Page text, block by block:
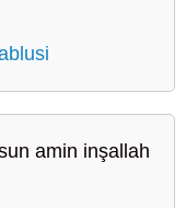
amin inşallah